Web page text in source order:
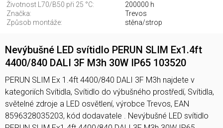
Životnost L70/B50 při 25 °C:
200000 h
Značka:
Trevos
Způsob montáže:
stěna/strop
Nevýbušné LED svítidlo PERUN SLIM Ex1.4ft
4400/840 DALI 3F M3h 30W IP65 103520
PERUN SLIM Ex 1.4ft 4400/840 DALI 3F M3h najdete v
kategoriích Svítidla, Svítidlo do výbušného prostředí, Svítidla,
světelné zdroje a LED osvětlení, výrobce Trevos, EAN
8596328035203, kód dodavatele . Nevýbušné LED svítidlo